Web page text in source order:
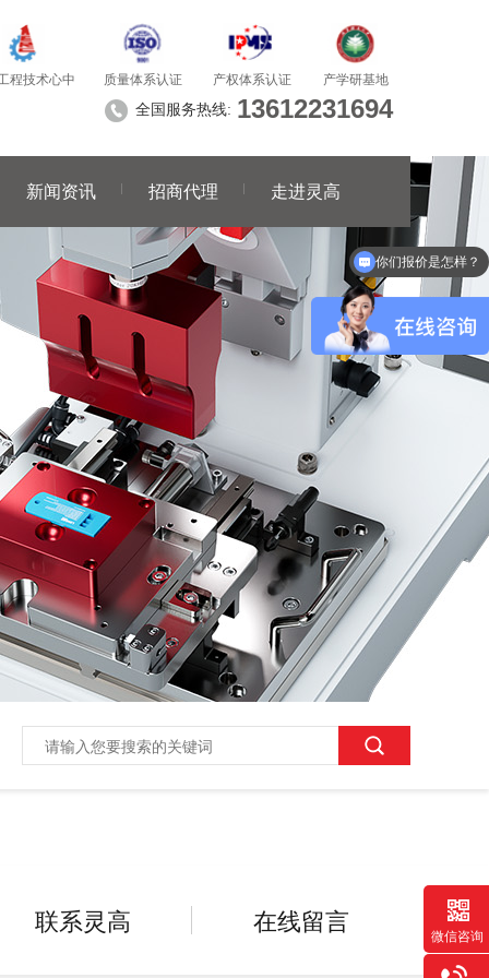
程技术心中 质量体系认证 产权体系认证 产学研基地
全国服务热线: 13612231694
新闻资讯 招商代理 走进灵高
联系灵高 在线留言 微信咨询
你们报价是怎样？